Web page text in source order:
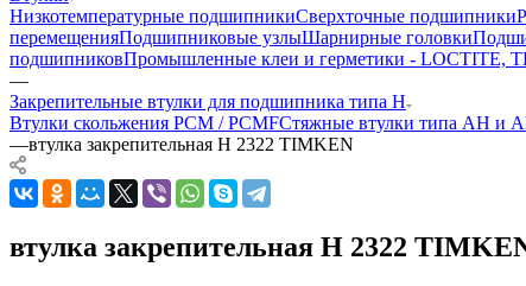
Низкотемпературные подшипникиСверхточные подшипники
перемещенияПодшипниковые узлыШарнирные головки
подшипниковПромышленные клеи и герметики - LOCTITE,
—
Закрепительные втулки для подшипника типа H
Втулки скольжения PCM / PCMFСтяжные втулки типа AH и
—втулка закрепительная H 2322 TIMKEN
втулка закрепительная H 2322